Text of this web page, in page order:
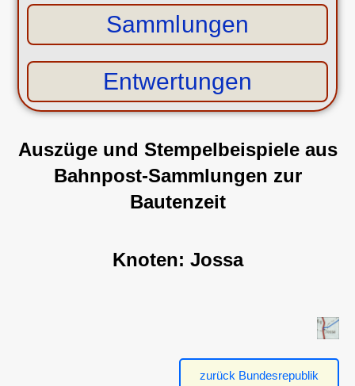
Sammlungen
Entwertungen
Auszüge und Stempelbeispiele aus
Bahnpost-Sammlungen zur
Bautenzeit
Knoten: Jossa
zurück Bundesrepublik